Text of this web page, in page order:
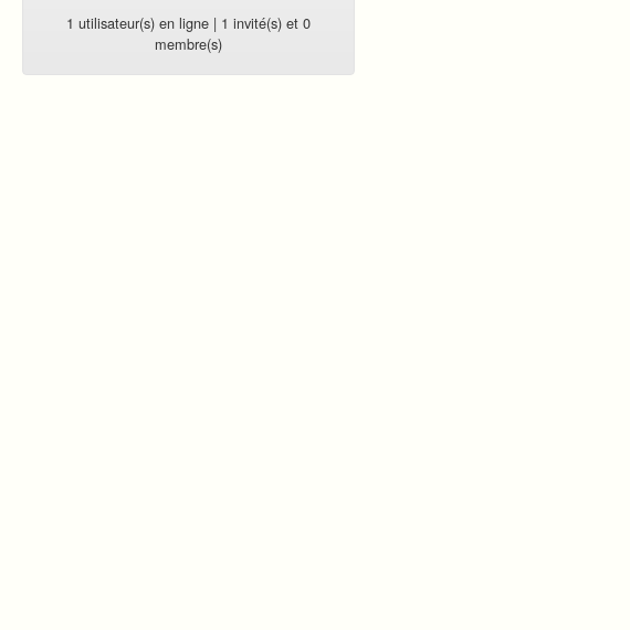
1 utilisateur(s) en ligne | 1 invité(s) et 0
membre(s)